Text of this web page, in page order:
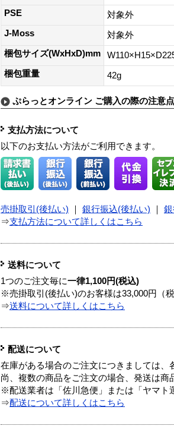
PSE
対象外
J-Moss
対象外
梱包サイズ(WxHxD)mm
梱包重量
42g
ぷらっとオンライン ご購入の際の注意点
支払方法について
以下のお支払い方法がご利用できます。
売掛取引(後払い) 銀行振込(後払い)
⇒支払方法について詳しくはこちら
送料について
1つのご注文毎に一律1,100円(税込)
※売掛取引(後払い)のお客様は33,000円（
⇒送料について詳しくはこちら
配送について
在庫がある場合のご注文につきましては、
尚、複数の商品をご注文の場合、発送は商
※配送業者は「佐川急便」または「ヤマト
⇒配送について詳しくはこちら